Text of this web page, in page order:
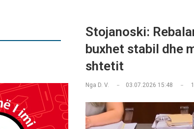
Stojanoski:
buxhet stabil dhe
shtetit
Nga D. V. 03.07.2026 15:48